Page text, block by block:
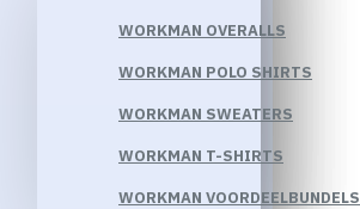
WORKMAN OVERALLS
WORKMAN POLO SHIRTS
WORKMAN SWEATERS
WORKMAN T-SHIRTS
WORKMAN VOORDEELBUNDELS